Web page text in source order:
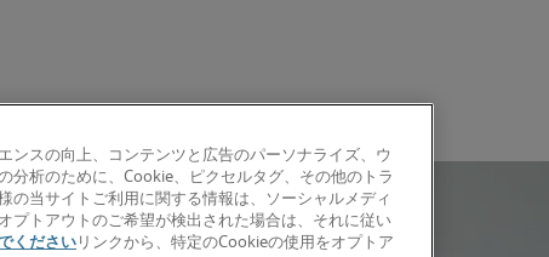
ンスの向上、コンテンツと広告のパーソナライズ、ウ
分析のために、Cookie、ピクセルタグ、その他のトラ
の当サイトご利用に関する情報は、ソーシャルメディ
プトアウトのご希望が検出された場合は、それに従い
ください リンクから、特定のCookieの使用をオプトア